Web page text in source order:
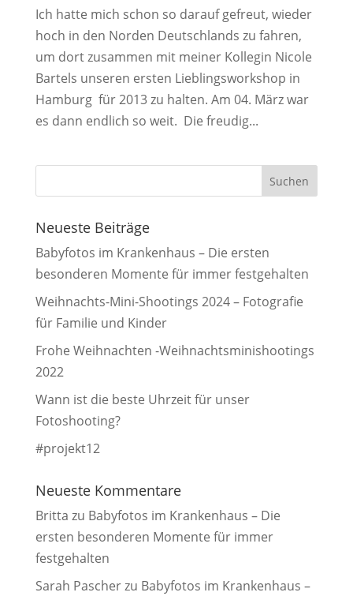
Ich hatte mich schon so darauf gefreut, wieder
hoch in den Norden Deutschlands zu fahren,
um dort zusammen mit meiner Kollegin Nicole
Bartels unseren ersten Lieblingsworkshop in
Hamburg für 2013 zu halten. Am 04. März war
es dann endlich so weit. Die freudig...
Neueste Beiträge
Babyfotos im Krankenhaus – Die ersten
besonderen Momente für immer festgehalten
Weihnachts-Mini-Shootings 2024 – Fotografie
für Familie und Kinder
Frohe Weihnachten -Weihnachtsminishootings
2022
Wann ist die beste Uhrzeit für unser
Fotoshooting?
#projekt12
Neueste Kommentare
Britta zu Babyfotos im Krankenhaus – Die
ersten besonderen Momente für immer
festgehalten
Sarah Pascherzu Babyfotos im Krankenhaus –